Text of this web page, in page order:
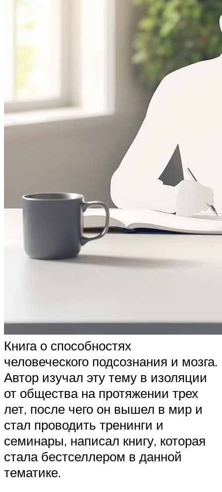
Книга о способностях
человеческого подсознания и мозга.
Автор изучал эту тему в изоляции
от общества на протяжении трех
лет, после чего он вышел в мир и
стал проводить тренинги и
семинары, написал книгу, которая
стала бестселлером в данной
тематике.